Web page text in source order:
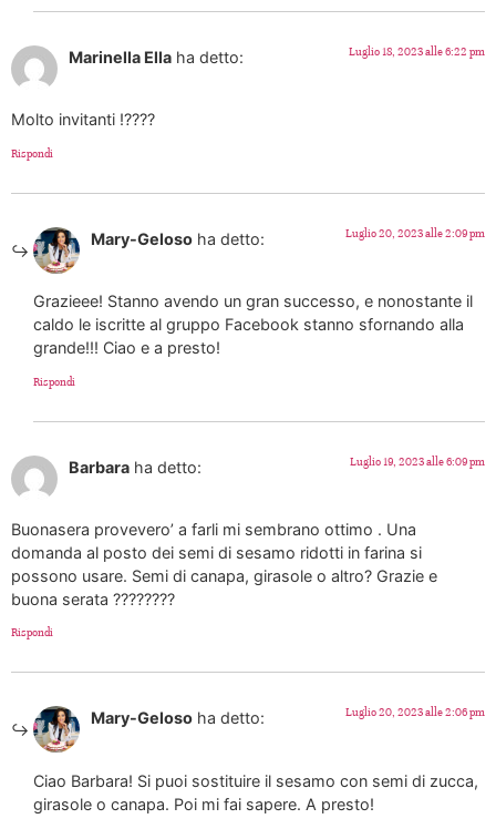
Marinella Ella ha detto: Luglio 18, 2023 alle 6:22 pm
Molto invitanti !????
Rispondi
Mary-Geloso ha detto: Luglio 20, 2023 alle 2:09 pm
Grazieee! Stanno avendo un gran successo, e nonostante il
caldo le iscritte al gruppo Facebook stanno sfornando alla
grande!!! Ciao e a presto!
Rispondi
Barbara ha detto: Luglio 19, 2023 alle 6:09 pm
Buonasera provevero’ a farli mi sembrano ottimo . Una
domanda al posto dei semi di sesamo ridotti in farina si
possono usare. Semi di canapa, girasole o altro? Grazie e
buona serata ????????
Rispondi
Mary-Geloso ha detto: Luglio 20, 2023 alle 2:06 pm
Ciao Barbara! Si puoi sostituire il sesamo con semi di zucca,
girasole o canapa. Poi mi fai sapere. A presto!